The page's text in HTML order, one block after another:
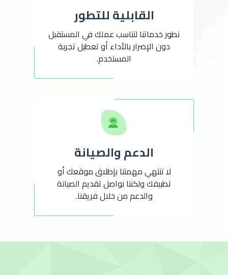
القابلية للتطور
نطور خدماتنا لتناسب عملك في المستقبل
دون الإضرار بالأداء أو تعطيل تجربة
المستخدم.
الدعم والصيانة
لا تنتهي مهمتنا بإطلاق موقعك أو
تطبيقك ولكننا نواصل تقديم الصيانة
والدعم من خلال فريقنا.